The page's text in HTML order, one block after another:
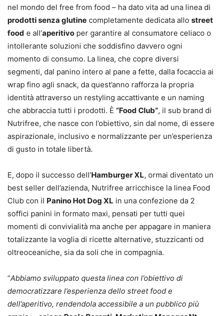
nel mondo del free from food – ha dato vita ad una linea di
prodotti senza glutine completamente dedicata allo street
food e all’aperitivo per garantire al consumatore celiaco o
intollerante soluzioni che soddisfino davvero ogni
momento di consumo. La linea, che copre diversi
segmenti, dal panino intero al pane a fette, dalla focaccia ai
wrap fino agli snack, da quest’anno rafforza la propria
identità attraverso un restyling accattivante e un naming
che abbraccia tutti i prodotti. È “Food Club”, il sub brand di
Nutrifree, che nasce con l’obiettivo, sin dal nome, di essere
aspirazionale, inclusivo e normalizzante per un’esperienza
di gusto in totale libertà.
E, dopo il successo dell’Hamburger XL, ormai diventato un
best seller dell’azienda, Nutrifree arricchisce la linea Food
Club con il Panino Hot Dog XL in una confezione da 2
soffici panini in formato maxi, pensati per tutti quei
momenti di convivialità ma anche per appagare in maniera
totalizzante la voglia di ricette alternative, stuzzicanti od
oltreoceaniche, sia da soli che in compagnia.
“Abbiamo sviluppato questa linea con l’obiettivo di
democratizzare l’esperienza dello street food e
dell’aperitivo, rendendola accessibile a un pubblico più